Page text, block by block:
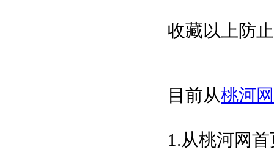
收藏以上防
目前从桃河
1.从桃河网